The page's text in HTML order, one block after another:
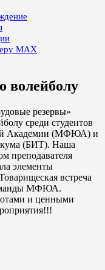
MAX
волейболу
резервы»
среди студентов
Академии (МФЮА) и
(БИТ). Наша
преподавателя
элементы
встреча
МФЮА.
и ценными